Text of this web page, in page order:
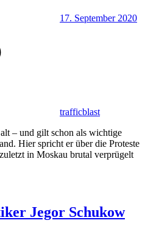
17. September 2020
trafficblast
– und gilt schon als wichtige
Hier spricht er über die Proteste
in Moskau brutal verprügelt
Jegor Schukow